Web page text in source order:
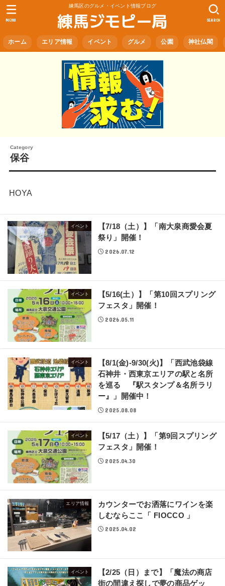
練馬区のグルメ・イベント情報ブログ
練馬ジモピー局
ホーム エリア情報 イベント グルメ 公園 神社仏閣
SEARCH
MENU
保谷
HOYA
イベント
【7/18（土）】「南大泉商愛会夏
祭り」開催！
2026.07.12
イベント
【5/16(土）】「第10回スプリング
フェスタ」開催！
2026.05.11
イベント
【8/1(金)-9/30(火)】「西武池袋線
石神井・西東京エリアの駅と名所
を巡る 『駅スタンプ＆名所ラリ
ー』」開催中！
2025.08.08
イベント
【5/17（土）】「第9回スプリング
フェスタ」開催！
2025.04.30
エリア情報
カウンターでお洒落にワインを楽
しむならここ「 FIOCCO 」
2025.04.02
イベント
【2/25（日）まで】「魔法の商店
街の間違え探しで夢の商品ゲッ